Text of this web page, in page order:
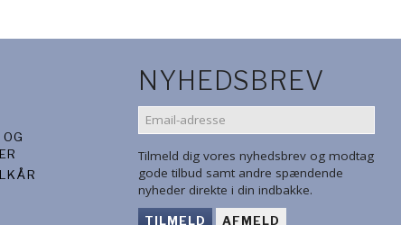
NYHEDSBREV
EMAIL-
ADRESSE
Tilmeld dig vores nyhedsbrev og modtag
gode tilbud samt andre spændende
nyheder direkte i din indbakke.
TILMELD AFMELD